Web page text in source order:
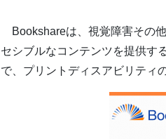
Bookshareは、視覚障害その
セシブルなコンテンツを提供す
で、プリントディスアビリティ